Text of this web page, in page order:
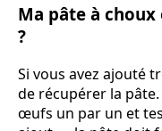
Ma pâte à
?
Si vous avez ajouté
de récupérer la
œufs un par un et